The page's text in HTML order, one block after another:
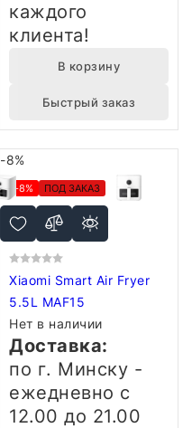
каждого
клиента!
В корзину
Быстрый заказ
-8%
-8% ПОД ЗАКАЗ
Xiaomi Smart Air Fryer
5.5L MAF15
Нет в наличии
Доставка:
по г. Минску -
ежедневно с
12.00 до 21.00